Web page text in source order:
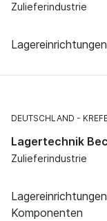
Zulieferindustrie
DEUTSCHLAND
Lagertechnik
Zulieferindustrie
Komponenten